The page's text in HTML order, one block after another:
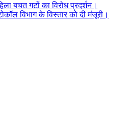
बचत गटों का विरोध प्रदर्शन।
विभाग के विस्तार को दी मंजूरी।